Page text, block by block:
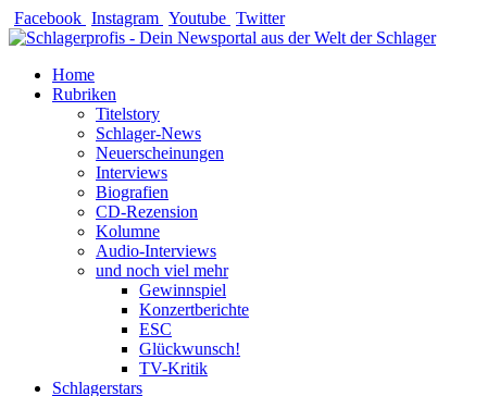
Zum
Inhalt
Facebook Instagram Youtube Twitter
Home
Rubriken
Titelstory
Schlager-News
Neuerscheinungen
Interviews
Biografien
CD-Rezension
Kolumne
Audio-Interviews
und noch viel mehr
Gewinnspiel
Konzertberichte
ESC
Glückwunsch!
TV-Kritik
Schlagerstars